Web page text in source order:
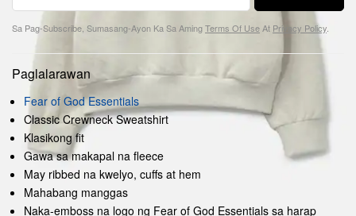
Sa Pag-Subscribe, Sumasang-Ayon Ka Sa AmingTerms Of Use At Privacy Policy
Paglalarawan
Fear of God Essentials
Classic Crewneck Sweatshirt
Klasikong fit
Gawa sa makapal na fleece
May ribbed na kwelyo, cuffs at hem
Mahabang manggas
Naka-emboss na logo ng Fear of God Essentials sa harap